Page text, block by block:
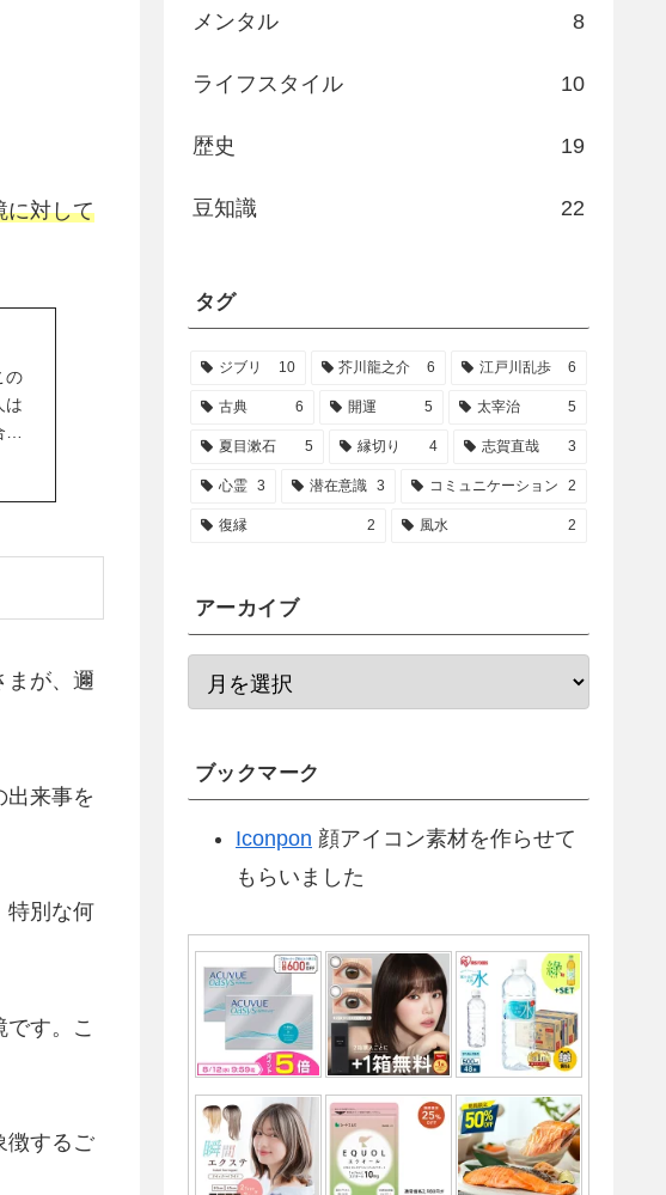
に対して
の
は
わ
まが、邇
出来事を
特別な何
す。こ
徴するご
メンタル 8
ライフスタイル 10
歴史 19
豆知識 22
タグ
ジブリ 10 芥川龍之介 6 江戸川乱歩 6
古典 6 開運 5 太宰治 5
夏目漱石 5 縁切り 4 志賀直哉 3
心霊 3 潜在意識 3 コミュニケーション 2
復縁 2 風水 2
アーカイブ
ブックマーク
Iconpon 顔アイコン素材を作らせて
もらいました